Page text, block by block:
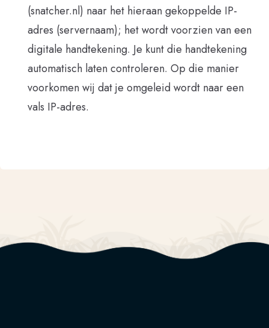
(snatcher.nl) naar het hieraan gekoppelde IP-
adres (servernaam); het wordt voorzien van een
digitale handtekening. Je kunt die handtekening
automatisch laten controleren. Op die manier
voorkomen wij dat je omgeleid wordt naar een
vals IP-adres.